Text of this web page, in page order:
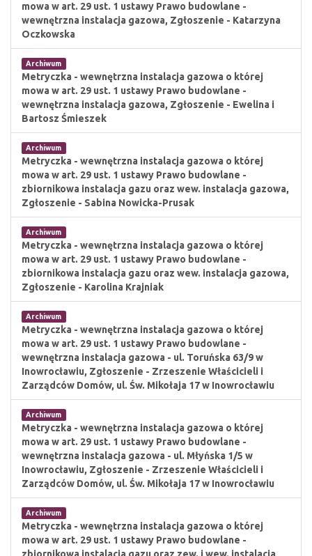
mowa w art. 29 ust. 1 ustawy Prawo budowlane -
wewnętrzna instalacja gazowa, Zgłoszenie - Katarzyna
Oczkowska
Archiwum
Metryczka - wewnętrzna instalacja gazowa o której
mowa w art. 29 ust. 1 ustawy Prawo budowlane -
wewnętrzna instalacja gazowa, Zgłoszenie - Ewelina i
Bartosz Śmieszek
Archiwum
Metryczka - wewnętrzna instalacja gazowa o której
mowa w art. 29 ust. 1 ustawy Prawo budowlane -
zbiornikowa instalacja gazu oraz wew. instalacja gazowa,
Zgłoszenie - Sabina Nowicka-Prusak
Archiwum
Metryczka - wewnętrzna instalacja gazowa o której
mowa w art. 29 ust. 1 ustawy Prawo budowlane -
zbiornikowa instalacja gazu oraz wew. instalacja gazowa,
Zgłoszenie - Karolina Krajniak
Archiwum
Metryczka - wewnętrzna instalacja gazowa o której
mowa w art. 29 ust. 1 ustawy Prawo budowlane -
wewnętrzna instalacja gazowa - ul. Toruńska 63/9 w
Inowrocławiu, Zgłoszenie - Zrzeszenie Właścicieli i
Zarządców Domów, ul. Św. Mikołaja 17 w Inowrocławiu
Archiwum
Metryczka - wewnętrzna instalacja gazowa o której
mowa w art. 29 ust. 1 ustawy Prawo budowlane -
wewnętrzna instalacja gazowa - ul. Młyńska 1/5 w
Inowrocławiu, Zgłoszenie - Zrzeszenie Właścicieli i
Zarządców Domów, ul. Św. Mikołaja 17 w Inowrocławiu
Archiwum
Metryczka - wewnętrzna instalacja gazowa o której
mowa w art. 29 ust. 1 ustawy Prawo budowlane -